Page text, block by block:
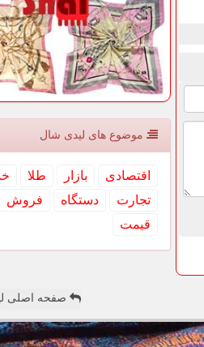
موضوع های لیدی شال
اقتصادی بازار طلا
تجارت
دستگاه
فروش
قیمت
صفحه اصلی